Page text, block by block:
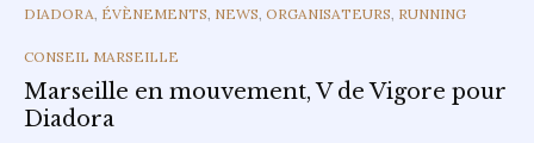
CATEGORIES
DIADORA ÉVÈNEMENTS NEWS ORGANISATEURS RUNNING
CONSEIL MARSEILLE
Marseille en mouvement, V de Vigore pour
Diadora